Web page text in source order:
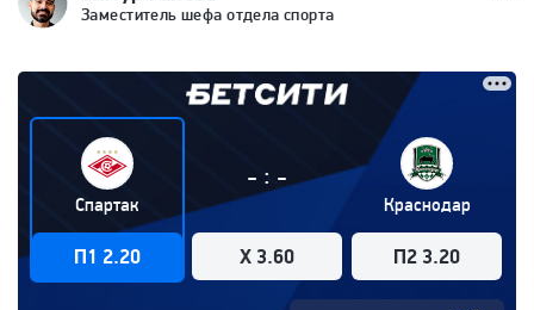
Заместитель шефа отдела спорта
Спартак
П1 2.20
- : -
X 3.60
Краснодар
П2 3.20